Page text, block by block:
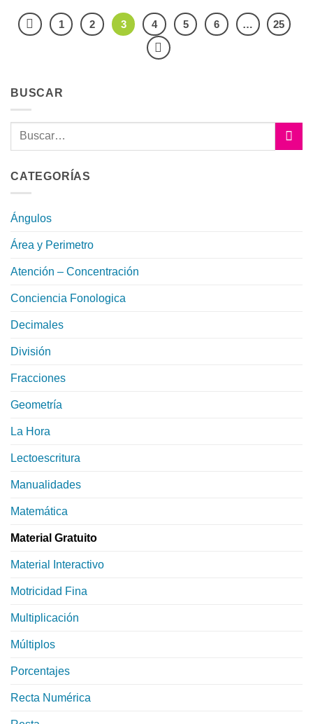
1 2 3 4 5 6 … 25
BUSCAR
CATEGORÍAS
Ángulos
Área y Perimetro
Atención – Concentración
Conciencia Fonologica
Decimales
División
Fracciones
Geometría
La Hora
Lectoescritura
Manualidades
Matemática
Material Gratuito
Material Interactivo
Motricidad Fina
Multiplicación
Múltiplos
Porcentajes
Recta Numérica